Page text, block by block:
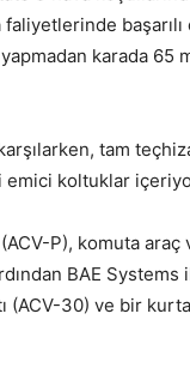
karada 65
tam
emici koltuklar
P), komuta araç
BAE
(ACV-30) ve bir